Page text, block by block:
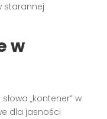
starannej
w
„kontener” w
dla jasności